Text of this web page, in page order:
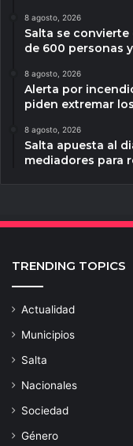
8 agosto, 2026
Salta se
de 600 personas
8 agosto, 2026
Alerta por
piden extremar
8 agosto, 2026
Salta apuesta al
mediadores para
TRENDING TOPICS
Actualidad
Municipios
Salta
Nacionales
Sociedad
Género